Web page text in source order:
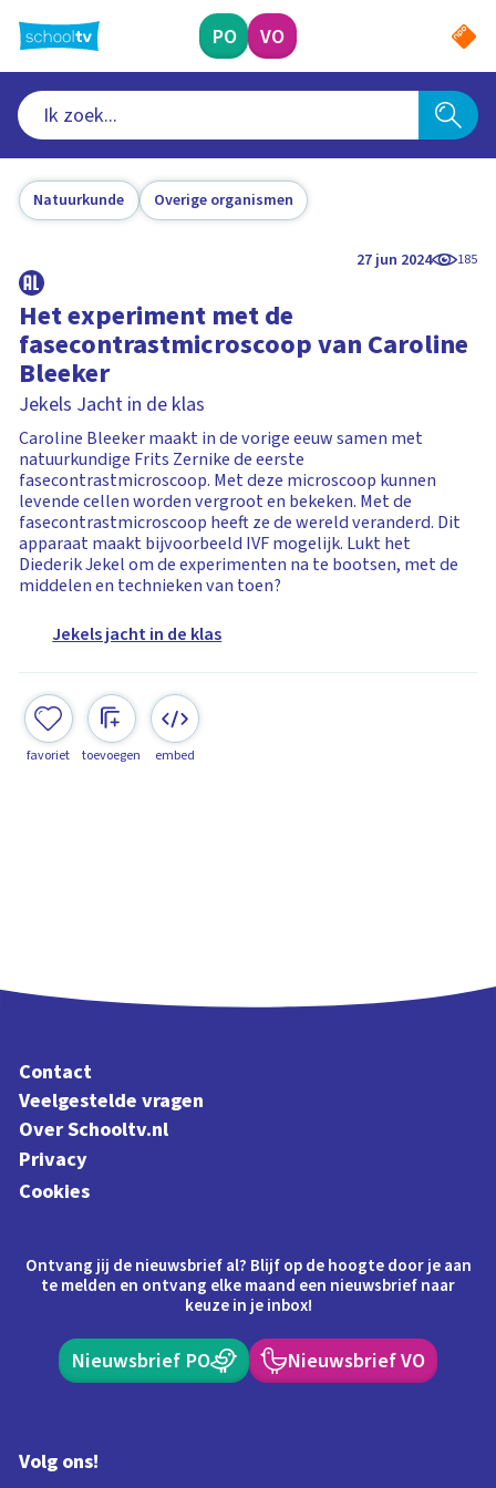
naar
hoofdinhoud
PO VO
Natuurkunde Overige organismen
27 jun 2024 185
Het experiment met de
fasecontrastmicroscoop van Caroline
Bleeker
Jekels Jacht in de klas
Caroline Bleeker maakt in de vorige eeuw samen met
natuurkundige Frits Zernike de eerste
fasecontrastmicroscoop. Met deze microscoop kunnen
levende cellen worden vergroot en bekeken. Met de
fasecontrastmicroscoop heeft ze de wereld veranderd. Dit
apparaat maakt bijvoorbeeld IVF mogelijk. Lukt het
Diederik Jekel om de experimenten na te bootsen, met de
middelen en technieken van toen?
Jekels jacht in de klas
favoriet toevoegen embed
Contact
Veelgestelde vragen
Over Schooltv.nl
Privacy
Cookies
Ontvang jij de nieuwsbrief al? Blijf op de hoogte door je aan
te melden en ontvang elke maand een nieuwsbrief naar
keuze in je inbox!
Nieuwsbrief PO Nieuwsbrief VO
Volg ons!